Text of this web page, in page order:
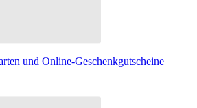
und Online-Geschenkgutscheine